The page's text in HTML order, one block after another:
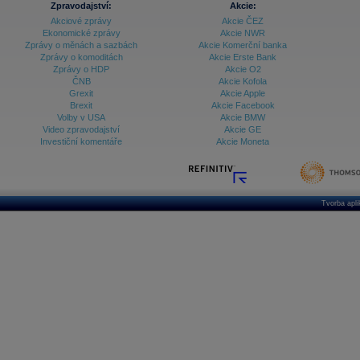
Databanka - Ekonomický růst
Databanka - Indexy
Databanka - Měnové kurzy
Databanka - Trh práce
Databanka - Úrokové sazby
Databanka - Veřejné rozpočty
Databanka akcie - Svět
Zpravodajství:
Akciové zprávy
Ekonomické zprávy
Zprávy o měnách a sazbách
Zprávy o komoditách
Zprávy o HDP
ČNB
Grexit
Brexit
Volby v USA
Video zpravodajství
Investiční komentáře
Akcie:
Akcie ČEZ
Akcie NWR
Akcie Komerční banka
Akcie Erste Bank
Akcie O2
Akcie Kofola
Akcie Apple
Akcie Facebook
Akcie BMW
Akcie GE
Akcie Moneta
Tvorba